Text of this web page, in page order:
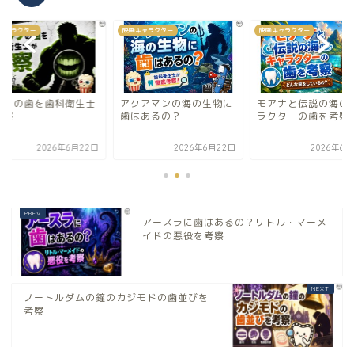
ャラクター
クの歯を歯科衛生士
察
2026年6月22日
映画キャラクター
アクアマンの海の生物に
歯はあるの？
2026年6月22日
映画キャラクター
モアナと伝説の海の
ラクターの歯を考察
2026年6
アースラに歯はあるの？リトル・マーメ
イドの悪役を考察
ノートルダムの鐘のカジモドの歯並びを
考察